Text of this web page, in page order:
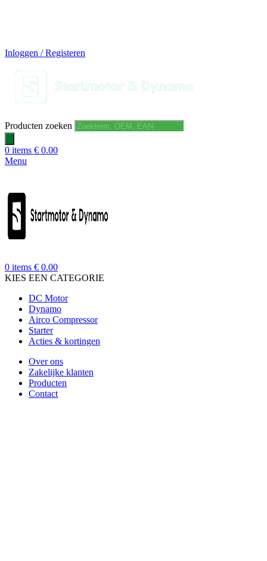
Inloggen / Registeren
Producten zoeken
0 items € 0.00
Menu
0 items € 0.00
KIES EEN CATEGORIE
DC Motor
Dynamo
Airco Compressor
Starter
Acties & kortingen
Over ons
Zakelijke klanten
Producten
Contact